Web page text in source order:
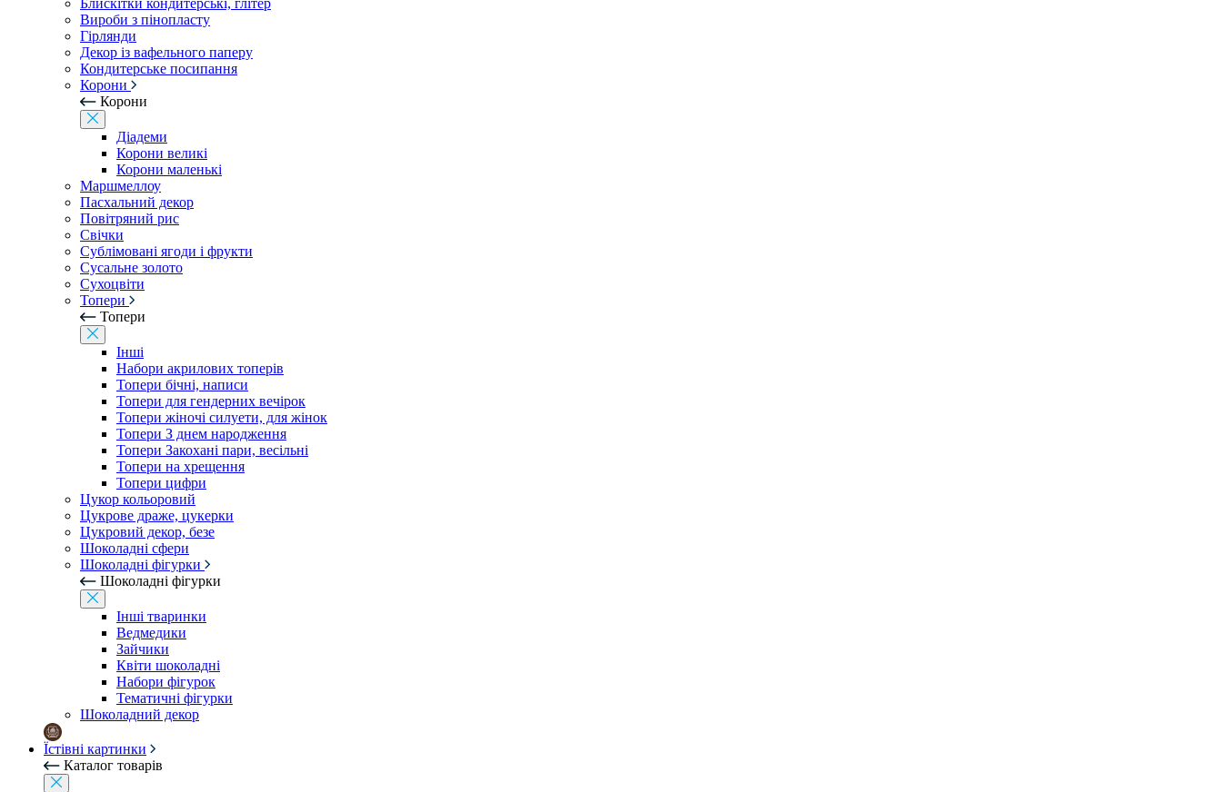
Блискітки кондитерські, глітер
Вироби з пінопласту
Гірлянди
Декор із вафельного паперу
Кондитерське посипання
Корони
Корони
Діадеми
Корони великі
Корони маленькі
Маршмеллоу
Пасхальний декор
Повітряний рис
Свічки
Сублімовані ягоди і фрукти
Сусальне золото
Сухоцвіти
Топери
Топери
Інші
Набори акрилових топерів
Топери бічні, написи
Топери для гендерних вечірок
Топери жіночі силуети, для жінок
Топери З днем ​​народження
Топери Закохані пари, весільні
Топери на хрещення
Топери цифри
Цукор кольоровий
Цукрове драже, цукерки
Цукровий декор, безе
Шоколадні сфери
Шоколадні фігурки
Шоколадні фігурки
Інші тваринки
Ведмедики
Зайчики
Квіти шоколадні
Набори фігурок
Тематичні фігурки
Шоколадний декор
Їстівні картинки
Каталог товарів